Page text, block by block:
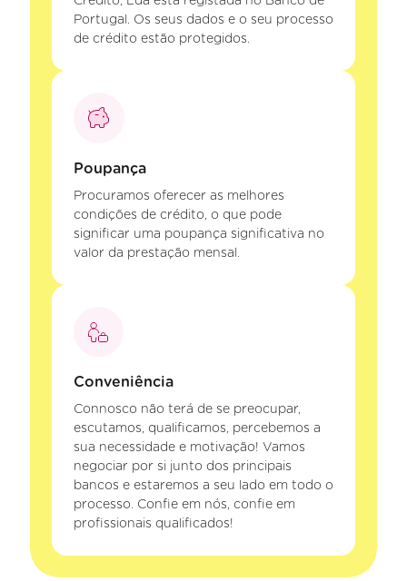
Portugal. Os seus dados e o seu processo
de crédito estão protegidos.
Poupança
Procuramos oferecer as melhores
condições de crédito, o que pode
significar uma poupança significativa no
valor da prestação mensal.
Conveniência
Connosco não terá de se preocupar,
escutamos, qualificamos, percebemos a
sua necessidade e motivação! Vamos
negociar por si junto dos principais
bancos e estaremos a seu lado em todo o
processo. Confie em nós, confie em
profissionais qualificados!